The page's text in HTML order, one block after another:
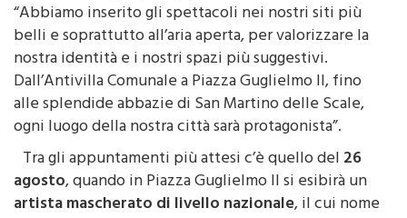
“Abbiamo inserito gli spettacoli nei nostri siti più
belli e soprattutto all’aria aperta, per valorizzare la
nostra identità e i nostri spazi più suggestivi.
Dall’Antivilla Comunale a Piazza Guglielmo II, fino
alle splendide abbazie di San Martino delle Scale,
ogni luogo della nostra città sarà protagonista”.
Tra gli appuntamenti più attesi c’è quello del26
agosto, quando in Piazza Guglielmo II si esibirà un
artista mascherato di livello nazionale, il cui nome